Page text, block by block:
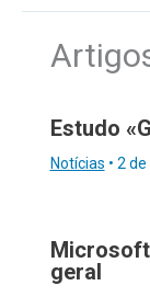
Estudo
Notícias • 2
geral